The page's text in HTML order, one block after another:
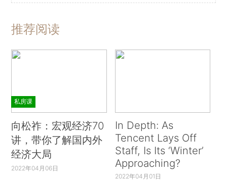
推荐阅读
私房课
向松祚：宏观经济70
讲，带你了解国内外
经济大局
2022年04月06日
In Depth: As
Tencent Lays Off
Staff, Is Its ‘Winter’
Approaching?
2022年04月01日